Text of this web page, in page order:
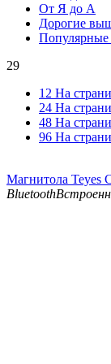
От Я до А
Дорогие
29
12 На
24 На
48 На
96 На
Магнитола Teyes
Bluetooth